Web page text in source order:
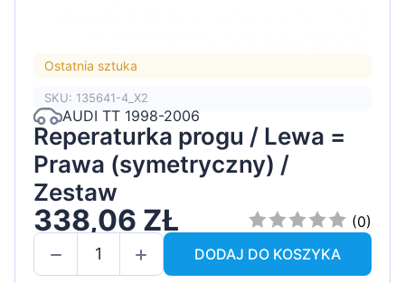
Ostatnia sztuka
SKU: 135641-4_X2
AUDI TT 1998-2006
Reperaturka progu / Lewa =
Prawa (symetryczny) /
Zestaw
338,06 ZŁ
(0)
DODAJ DO KOSZYKA